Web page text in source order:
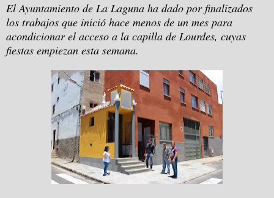
El Ayuntamiento de La Laguna ha dado por finalizados
los trabajos que inició hace menos de un mes para
acondicionar el acceso a la capilla de Lourdes, cuyas
fiestas empiezan esta semana.